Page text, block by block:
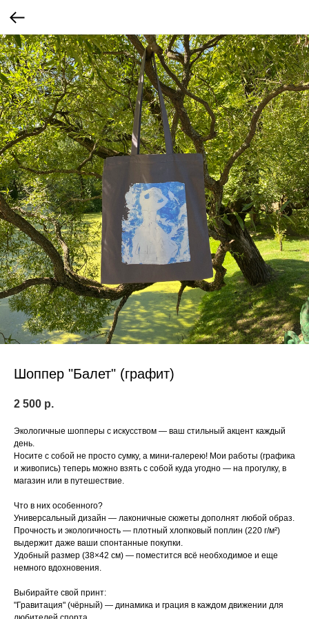
Шоппер "Балет" (графит)
2 500 р.
Экологичные шопперы с искусством — ваш стильный акцент каждый
день.
Носите с собой не просто сумку, а мини-галерею! Мои работы (графика
и живопись) теперь можно взять с собой куда угодно — на прогулку, в
магазин или в путешествие.
Что в них особенного?
Универсальный дизайн — лаконичные сюжеты дополнят любой образ.
Прочность и экологичность — плотный хлопковый поплин (220 г/м²)
выдержит даже ваши спонтанные покупки.
Удобный размер (38×42 см) — поместится всё необходимое и еще
немного вдохновения.
Выбирайте свой принт:
"Гравитация" (чёрный) — динамика и грация в каждом движении для